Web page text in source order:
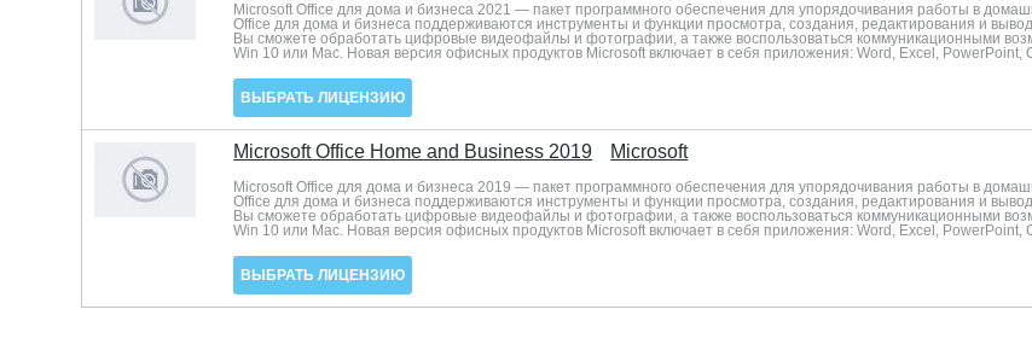
Microsoft Office для дома и бизнеса 2021 — пакет программного обеспечения для упорядочивания работы в
Office для дома и бизнеса поддерживаются инструменты и функции просмотра, создания, редактирования и
Вы сможете обработать цифровые видеофайлы и фотографии, а также воспользоваться коммуникационными
Win 10 или Mac. Новая версия офисных продуктов Microsoft включает в себя приложения: Word, Excel, PowerPoint,
ВЫБРАТЬ ЛИЦЕНЗИЮ
Microsoft Office Home and Business 2019 Microsoft
Microsoft Office для дома и бизнеса 2019 — пакет программного обеспечения для упорядочивания работы в
Office для дома и бизнеса поддерживаются инструменты и функции просмотра, создания, редактирования и
Вы сможете обработать цифровые видеофайлы и фотографии, а также воспользоваться коммуникационными
Win 10 или Mac. Новая версия офисных продуктов Microsoft включает в себя приложения: Word, Excel, PowerPoint,
ВЫБРАТЬ ЛИЦЕНЗИЮ